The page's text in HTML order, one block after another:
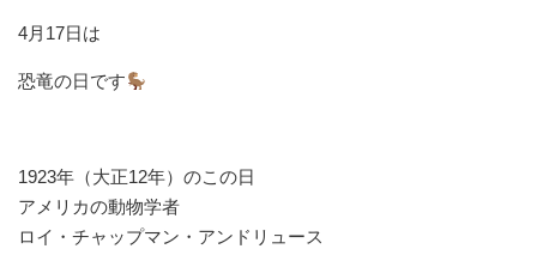
4月17日は
恐竜の日です
1923年（大正12年）のこの日⁡
⁡アメリカの動物学者⁡
⁡ロイ・チャップマン・アンドリュース⁡